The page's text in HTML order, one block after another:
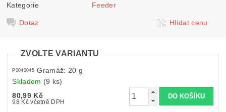
Kategorie Feeder
Dotaz Hlídat cenu
ZVOLTE VARIANTU
P0040045 Gramáž: 20 g
Skladem (9 ks)
80,99 Kč
98 Kč včetně DPH